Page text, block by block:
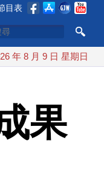
目表
中東局勢動盪 土耳其
年 8 月 9 日 星期日
果